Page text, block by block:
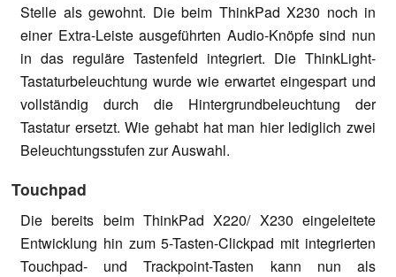
Stelle als gewohnt. Die beim ThinkPad X230 noch in
einer Extra-Leiste ausgeführten Audio-Knöpfe sind nun
in das reguläre Tastenfeld integriert. Die ThinkLight-
Tastaturbeleuchtung wurde wie erwartet eingespart und
vollständig durch die Hintergrundbeleuchtung der
Tastatur ersetzt. Wie gehabt hat man hier lediglich zwei
Beleuchtungsstufen zur Auswahl.
Touchpad
Die bereits beim ThinkPad X220/ X230 eingeleitete
Entwicklung hin zum 5-Tasten-Clickpad mit integrierten
Touchpad- und Trackpoint-Tasten kann nun als